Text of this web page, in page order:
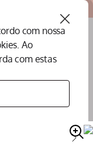
com nossa
Ao
com estas